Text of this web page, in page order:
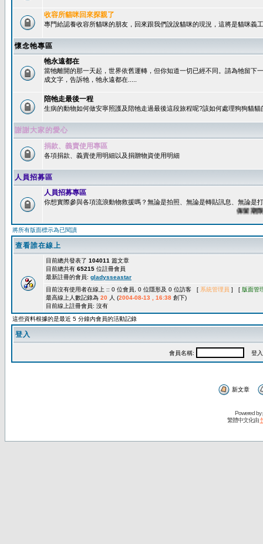
收容所貓咪回來探親了
專門給認養收容所貓咪的朋友，回來跟我們說說貓咪的現況，這將是貓咪義
懷念牠專區
牠永遠都在
當牠離開的那一天起，世界依舊運轉，但你知道一切已經不同。請為牠留下
成文字，告訴牠，牠永遠都在.....
陪牠走最後一程
生病的動物如何做安寧照護及陪牠走過最後這段旅程呢?該如何處理狗狗貓貓
謝謝大家的愛心
捐款、義賣使用專區
各項捐款、義賣使用明細以及捐贈物資使用明細
人員招募區
人員招募專區
你想實際參與各項流浪動物救援嗎？無論是拍照、無論是轉貼訊息、無論是
保留期限：
將所有版面標示為已閱讀
查看誰在線上
目前總共發表了 104011 篇文章
目前總共有 65215 位註冊會員
最新註冊的會員: gladysseastar
目前沒有使用者在線上 :: 0 位會員, 0 位隱形及 0 位訪客 [ 系統管理員 ] [ 版面管
最高線上人數記錄為 20 人 (2004-08-13 , 16:38 創下)
目前線上註冊會員: 沒有
這些資料根據的是最近 5 分鐘內會員的活動記錄
登入
會員名稱: 登入
新文章
Powered by
繁體中文化由